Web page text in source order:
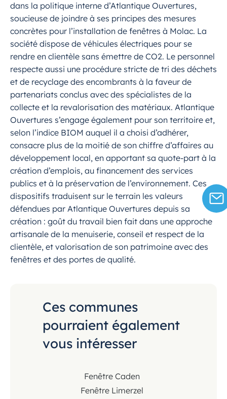
dans la politique interne d’Atlantique Ouvertures,
soucieuse de joindre à ses principes des mesures
concrètes pour l’installation de fenêtres à Molac. La
société dispose de véhicules électriques pour se
rendre en clientèle sans émettre de CO2. Le personnel
respecte aussi une procédure stricte de tri des déchets
et de recyclage des encombrants à la faveur de
partenariats conclus avec des spécialistes de la
collecte et la revalorisation des matériaux. Atlantique
Ouvertures s’engage également pour son territoire et,
selon l’indice BIOM auquel il a choisi d’adhérer,
consacre plus de la moitié de son chiffre d’affaires au
développement local, en apportant sa quote-part à la
création d’emplois, au financement des services
publics et à la préservation de l’environnement. Ces
dispositifs traduisent sur le terrain les valeurs
défendues par Atlantique Ouvertures depuis sa
création : goût du travail bien fait dans une approche
artisanale de la menuiserie, conseil et respect de la
clientèle, et valorisation de son patrimoine avec des
fenêtres et des portes de qualité.
Ces communes
pourraient également
vous intéresser
Fenêtre Caden
Fenêtre Limerzel